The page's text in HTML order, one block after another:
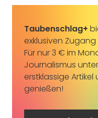
Taubenschlag+
exklusiven
Für nur 3 € im
Journalismus
erstklassige
genießen!